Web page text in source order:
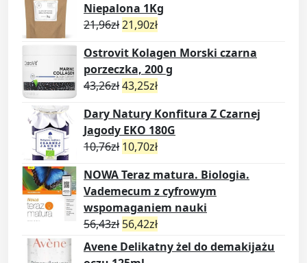
Niepalona 1Kg
21,96zł21,90zł
Ostrovit Kolagen Morski czarna
porzeczka, 200 g
43,26zł43,25zł
Dary Natury Konfitura Z Czarnej
Jagody EKO 180G
10,76zł 10,70zł
NOWA Teraz matura. Biologia.
Vademecum z cyfrowym
wspomaganiem nauki
56,43zł 56,42zł
Avene Delikatny żel do demakijażu